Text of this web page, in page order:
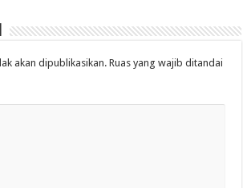
akan dipublikasikan. Ruas yang wajib ditandai